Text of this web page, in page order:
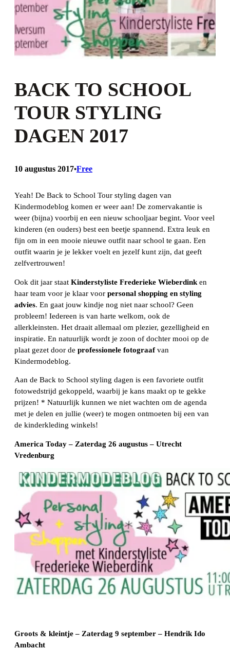
BACK TO SCHOOL
TOUR STYLING
DAGEN 2017
10 augustus 2017•Free
Yeah! De Back to School Tour styling dagen van
Kindermodeblog komen er weer aan! De zomervakantie is
weer (bijna) voorbij en een nieuw schooljaar begint. Voor veel
kinderen (en ouders) best een beetje spannend. Extra leuk en
fijn om in een mooie nieuwe outfit naar school te gaan. Een
outfit waarin je je lekker voelt en jezelf kunt zijn, dat geeft
zelfvertrouwen!
Ook dit jaar staat Kinderstyliste Frederieke Wieberdink en
haar team voor je klaar voor personal shopping en styling
advies. En gaat jouw kindje nog niet naar school? Geen
probleem! Iedereen is van harte welkom, ook de
allerkleinsten. Het draait allemaal om plezier, gezelligheid en
inspiratie. En natuurlijk wordt je zoon of dochter mooi op de
plaat gezet door de professionele fotograafvan
Kindermodeblog.
Aan de Back to School styling dagen is een favoriete outfit
fotowedstrijd gekoppeld, waarbij je kans maakt op te gekke
prijzen! * Natuurlijk kunnen we niet wachten om de agenda
met je delen en jullie (weer) te mogen ontmoeten bij een van
de kinderkleding winkels!
America Today – Zaterdag 26 augustus – Utrecht
Vredenburg
Groots & kleintje – Zaterdag 9 september – Hendrik Ido
Ambacht